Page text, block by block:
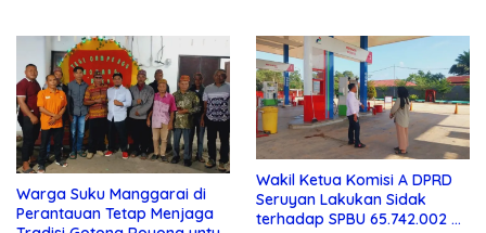
Warga Suku Manggarai di
Perantauan Tetap Menjaga
Wakil Ketua Komisi A DPRD
Seruyan Lakukan Sidak
terhadap SPBU 65.742.002 di